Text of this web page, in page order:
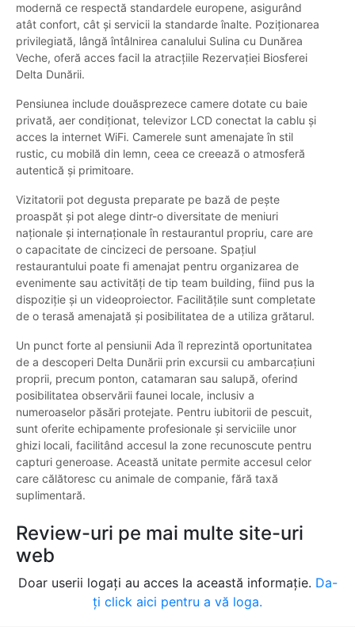
modernă ce respectă standardele europene, asigurând
atât confort, cât și servicii la standarde înalte. Poziționarea
privilegiată, lângă întâlnirea canalului Sulina cu Dunărea
Veche, oferă acces facil la atracțiile Rezervației Biosferei
Delta Dunării.
Pensiunea include douăsprezece camere dotate cu baie
privată, aer condiționat, televizor LCD conectat la cablu și
acces la internet WiFi. Camerele sunt amenajate în stil
rustic, cu mobilă din lemn, ceea ce creează o atmosferă
autentică și primitoare.
Vizitatorii pot degusta preparate pe bază de pește
proaspăt și pot alege dintr-o diversitate de meniuri
naționale și internaționale în restaurantul propriu, care are
o capacitate de cincizeci de persoane. Spațiul
restaurantului poate fi amenajat pentru organizarea de
evenimente sau activități de tip team building, fiind pus la
dispoziție și un videoproiector. Facilitățile sunt completate
de o terasă amenajată și posibilitatea de a utiliza grătarul.
Un punct forte al pensiunii Ada îl reprezintă oportunitatea
de a descoperi Delta Dunării prin excursii cu ambarcațiuni
proprii, precum ponton, catamaran sau salupă, oferind
posibilitatea observării faunei locale, inclusiv a
numeroaselor păsări protejate. Pentru iubitorii de pescuit,
sunt oferite echipamente profesionale și serviciile unor
ghizi locali, facilitând accesul la zone recunoscute pentru
capturi generoase. Această unitate permite accesul celor
care călătoresc cu animale de companie, fără taxă
suplimentară.
Review-uri pe mai multe site-uri
web
Doar userii logați au acces la această informație. Da-
ți click aici pentru a vă loga.